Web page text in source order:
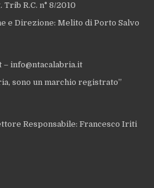
R.C. n° 8/2010
e Direzione: Melito di Porto Salvo
– info@ntacalabria.it
sono un marchio registrato”
Responsabile: Francesco Iriti